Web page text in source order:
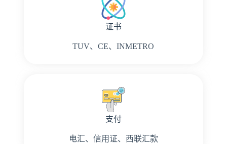
证书
TUV、CE、INMETRO
支付
电汇、信用证、西联汇款